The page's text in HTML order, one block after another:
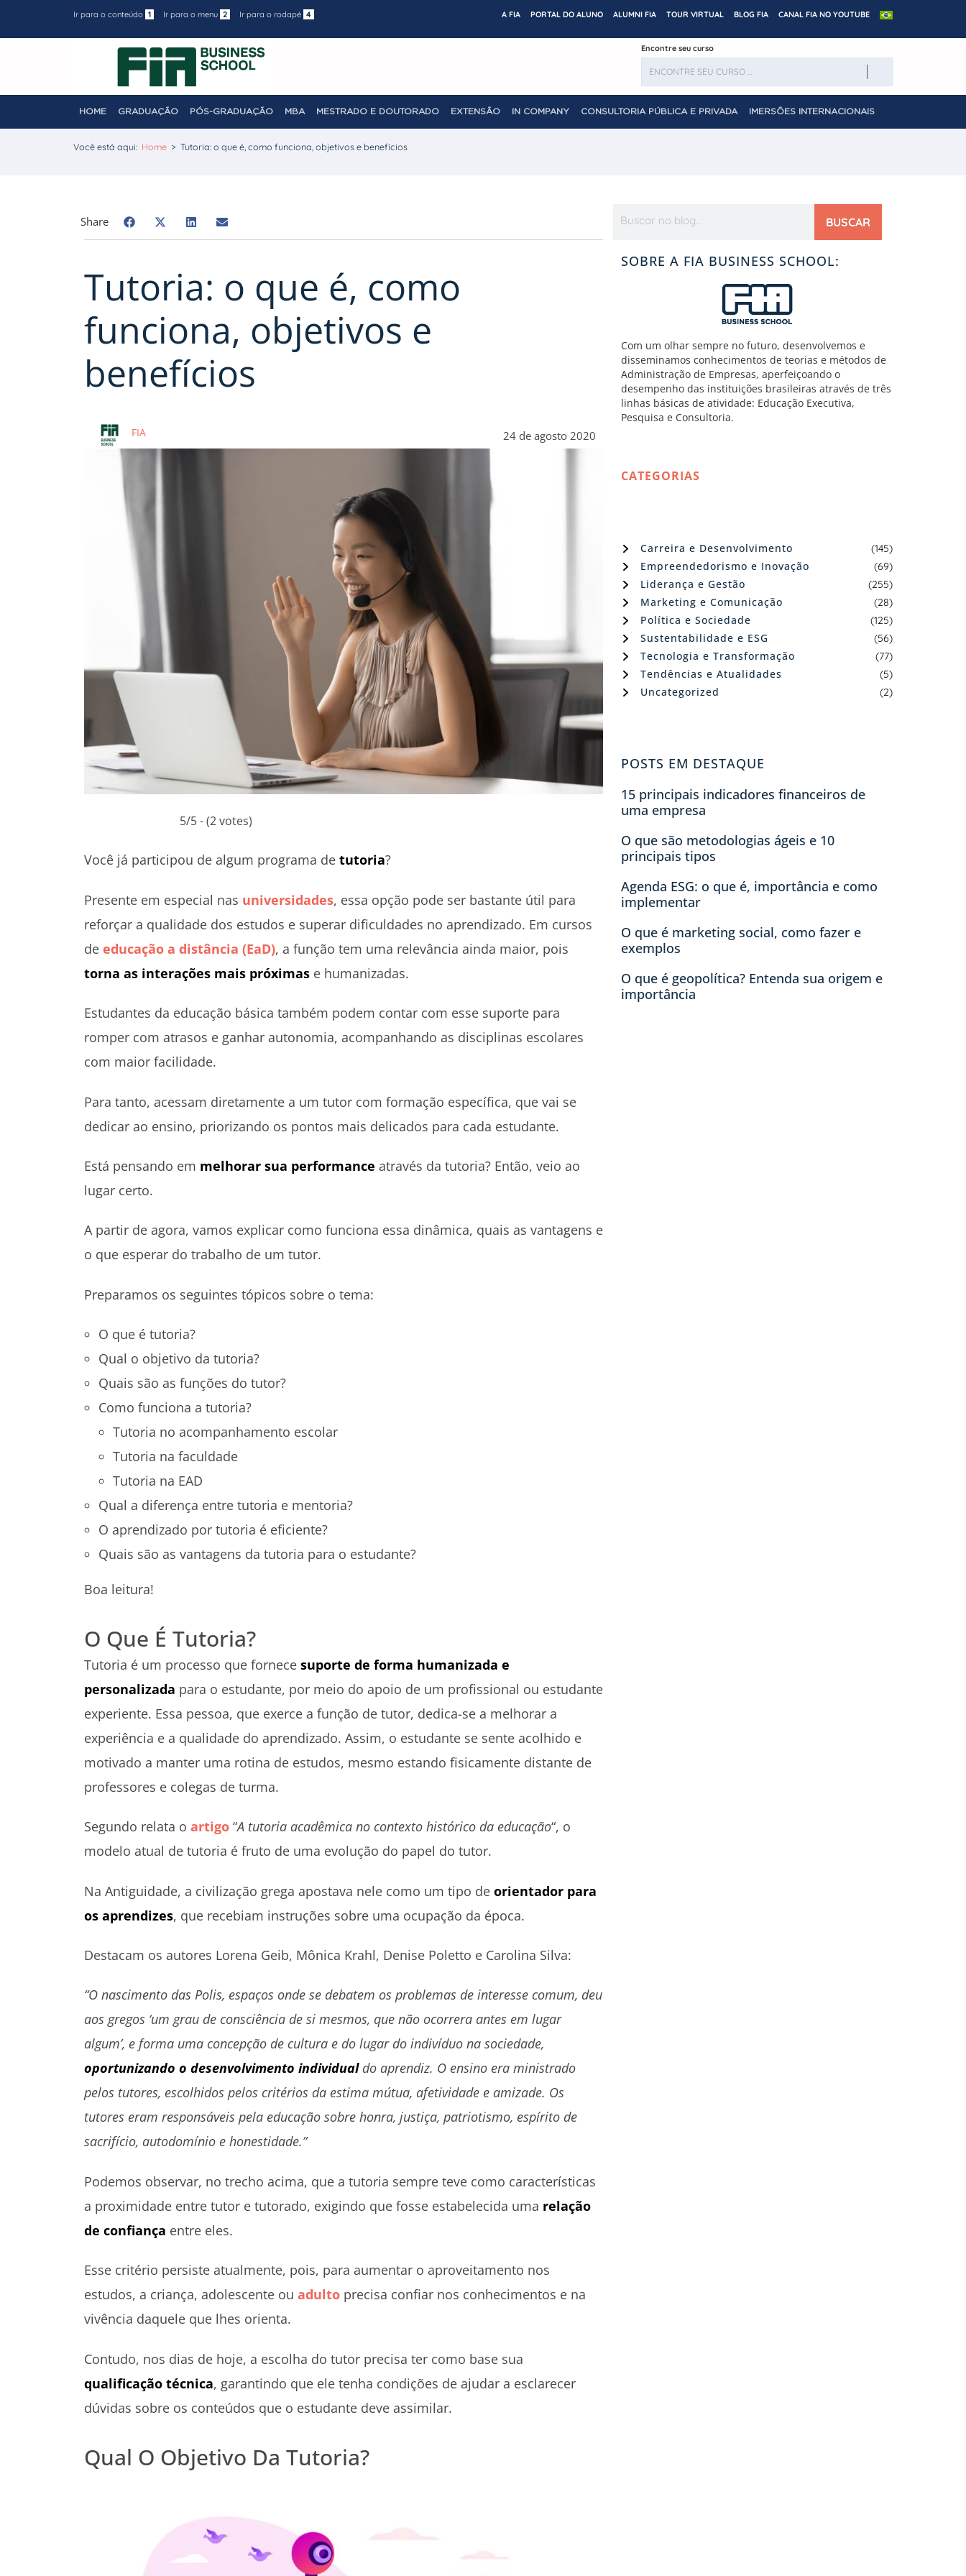
Ir para o conteúdo 1 Ir para o menu 2 Ir para o rodapé 4 A FIA PORTAL DO ALUNO ALUMNI FIA TOUR VIRTUAL BLOG FIA CANAL FIA NO YOUTUBE
Encontre seu curso
HOME GRADUAÇÃO PÓS-GRADUAÇÃO MBA MESTRADO E DOUTORADO EXTENSÃO IN COMPANY CONSULTORIA PÚBLICA E PRIVADA IMERSÕES INTERNACIONAIS
Você está aqui: Home > Tutoria: o que é, como funciona, objetivos e benefícios
Share BUSCAR
Tutoria: o que é, como
funciona, objetivos e
benefícios
FIA 24 de agosto 2020
5/5 - (2 votes)
Você já participou de algum programa de tutoria?
Presente em especial nas universidades, essa opção pode ser bastante útil para
reforçar a qualidade dos estudos e superar dificuldades no aprendizado. Em cursos
de educação a distância (EaD), a função tem uma relevância ainda maior, pois
torna as interações mais próximas e humanizadas.
Estudantes da educação básica também podem contar com esse suporte para
romper com atrasos e ganhar autonomia, acompanhando as disciplinas escolares
com maior facilidade.
Para tanto, acessam diretamente a um tutor com formação específica, que vai se
dedicar ao ensino, priorizando os pontos mais delicados para cada estudante.
Está pensando em melhorar sua performance através da tutoria? Então, veio ao
lugar certo.
A partir de agora, vamos explicar como funciona essa dinâmica, quais as vantagens e
o que esperar do trabalho de um tutor.
Preparamos os seguintes tópicos sobre o tema:
O que é tutoria?
Qual o objetivo da tutoria?
Quais são as funções do tutor?
Como funciona a tutoria?
Tutoria no acompanhamento escolar
Tutoria na faculdade
Tutoria na EAD
Qual a diferença entre tutoria e mentoria?
O aprendizado por tutoria é eficiente?
Quais são as vantagens da tutoria para o estudante?
Boa leitura!
O Que É Tutoria?
Tutoria é um processo que fornece suporte de forma humanizada e
personalizada para o estudante, por meio do apoio de um profissional ou estudante
experiente. Essa pessoa, que exerce a função de tutor, dedica-se a melhorar a
experiência e a qualidade do aprendizado. Assim, o estudante se sente acolhido e
motivado a manter uma rotina de estudos, mesmo estando fisicamente distante de
professores e colegas de turma.
Segundo relata o artigo “A tutoria acadêmica no contexto histórico da educação“, o
modelo atual de tutoria é fruto de uma evolução do papel do tutor.
Na Antiguidade, a civilização grega apostava nele como um tipo de orientador para
os aprendizes, que recebiam instruções sobre uma ocupação da época.
Destacam os autores Lorena Geib, Mônica Krahl, Denise Poletto e Carolina Silva:
“O nascimento das Polis, espaços onde se debatem os problemas de interesse comum, deu
aos gregos ‘um grau de consciência de si mesmos, que não ocorrera antes em lugar
algum’, e forma uma concepção de cultura e do lugar do indivíduo na sociedade,
oportunizando o desenvolvimento individual do aprendiz. O ensino era ministrado
pelos tutores, escolhidos pelos critérios da estima mútua, afetividade e amizade. Os
tutores eram responsáveis pela educação sobre honra, justiça, patriotismo, espírito de
sacrifício, autodomínio e honestidade.”
Podemos observar, no trecho acima, que a tutoria sempre teve como características
a proximidade entre tutor e tutorado, exigindo que fosse estabelecida uma relação
de confiança entre eles.
Esse critério persiste atualmente, pois, para aumentar o aproveitamento nos
estudos, a criança, adolescente ou adulto precisa confiar nos conhecimentos e na
vivência daquele que lhes orienta.
Contudo, nos dias de hoje, a escolha do tutor precisa ter como base sua
qualificação técnica, garantindo que ele tenha condições de ajudar a esclarecer
dúvidas sobre os conteúdos que o estudante deve assimilar.
Qual O Objetivo Da Tutoria?
SOBRE A FIA BUSINESS SCHOOL:
Com um olhar sempre no futuro, desenvolvemos e
disseminamos conhecimentos de teorias e métodos de
Administração de Empresas, aperfeiçoando o
desempenho das instituições brasileiras através de três
linhas básicas de atividade: Educação Executiva,
Pesquisa e Consultoria.
CATEGORIAS
Carreira e Desenvolvimento (145)
Empreendedorismo e Inovação (69)
Liderança e Gestão (255)
Marketing e Comunicação (28)
Política e Sociedade (125)
Sustentabilidade e ESG (56)
Tecnologia e Transformação (77)
Tendências e Atualidades (5)
Uncategorized (2)
POSTS EM DESTAQUE
15 principais indicadores financeiros de
uma empresa
O que são metodologias ágeis e 10
principais tipos
Agenda ESG: o que é, importância e como
implementar
O que é marketing social, como fazer e
exemplos
O que é geopolítica? Entenda sua origem e
importância